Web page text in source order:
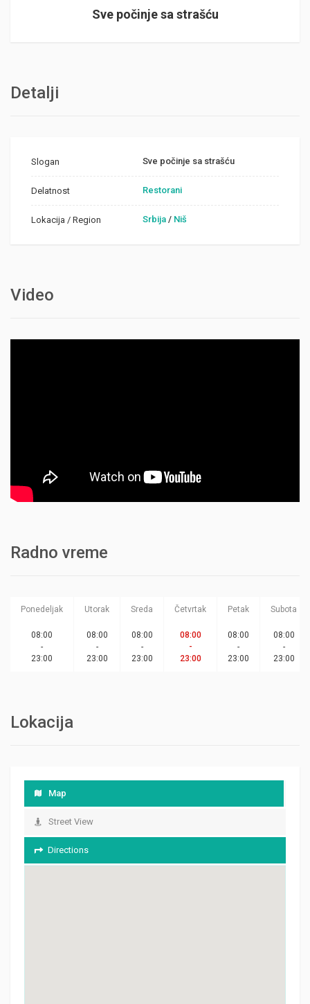
Sve počinje sa strašću
Detalji
Slogan Sve počinje sa strašću
Delatnost Restorani
Lokacija / Region Srbija / Niš
Video
Radno vreme
Ponedeljak Utorak Sreda Četvrtak Petak Subota
08:00
-
23:00
08:00
-
23:00
08:00
-
23:00
08:00
-
23:00
08:00
-
23:00
08:00
-
23:00
Lokacija
Map
Street View
Directions